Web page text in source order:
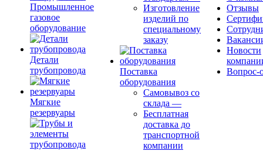
Промышленное
газовое
оборудование
Детали
трубопровода
Мягкие
резервуары
Изготовление
изделий по
специальному
заказу
Поставка
оборудования
Самовывоз со
склада —
Бесплатная
доставка до
транспортной
компании
Отзывы
Новости
Вопрос-